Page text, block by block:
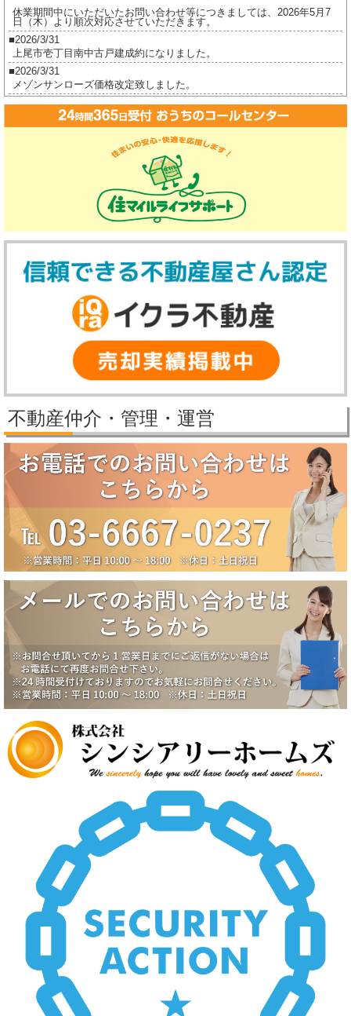
休業期間中にいただいたお問い合わせ等につきましては、2026年5月7
日（木）より順次対応させていただきます。
2026/3/31
上尾市壱丁目南中古戸建成約になりました。
2026/3/31
メゾンサンローズ価格改定致しました。
2026/3/16
ジオ茅ヶ崎フレシアご成約になりました。
ジオ茅ヶ崎フレシア価格改定しました。
プレイスヴィラ喜多見成約になりました。
賃貸物件公開しました。
2025年冬季休業のお知らせ（12月27日～1月5日）
す。
【冬季休業期間】
休業期間中にいただいたお問い合わせ等につきましては、2026年1月6
日（火）より順次対応させていただきます。
パレステージ日吉さくらが丘価格改定しました。
新規物件公開しました。
2025/9/29
パレステージ日吉さくらが丘価格改定しました。
2025/9/5
賃貸物件公開しました。
2025/8/5
2025年夏季休業のお知らせ（8月10日～8月18日）
誠に勝手ながら、弊社では下記の期間を夏季休業とさせていただきま
す。
【夏季休業期間】
2025年8月10日（日）～2025年8月18日（月）
休業期間中にいただいたお問い合わせ等につきましては、8月19日
（火）より順次対応させていただきます。
2025/6/17
大田区田園調布5丁目戸建成約になりました。
2025/6/17
八潮市南川崎戸建成約になりました。
2025/6/17
一番町シティハウス成約になりました。
2025/6/2
賃貸物件公開しました。
2025/5/19
2025/5/19
田園調布5丁目戸建価格改定
2025/5/19
八潮市南川崎戸建価格改定
いすみ市大原台土地価格改定
新規物件公開しました。
2025/4/2
新規物件公開しました。
2025/3/5
新規物件2件公開しました。
2025/2/21
新規賃貸物件公開致しました。
上尾市壱丁目南中古戸建価格変更致しました。
2024/12/23
新規物件公開しました。
2024/12/9
不動産仲介・管理・運営